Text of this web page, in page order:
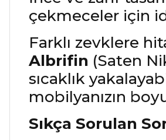
çekmeceler için
Farklı zevklere
Albrifin (Saten
sıcaklık
mobilyanızın
Sıkça Sorulan